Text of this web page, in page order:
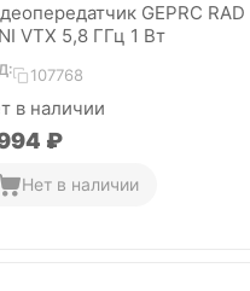
GEPRC RAD
VTX 5,8 ГГц 1 Вт
107768
в наличии
₽
Нет в наличии